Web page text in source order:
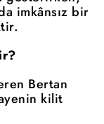
imkânsız bir
Bertan
kilit